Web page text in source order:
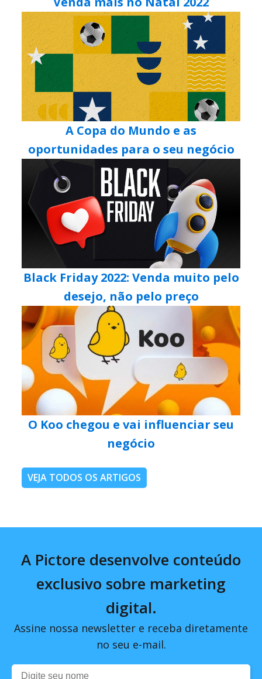
A Copa do Mundo e as
oportunidades para o seu negócio
Black Friday 2022: Venda muito pelo
desejo, não pelo preço
O Koo chegou e vai influenciar seu
negócio
VEJA TODOS OS ARTIGOS
A Pictore desenvolve conteúdo
exclusivo sobre marketing
digital.
Assine nossa newsletter e receba diretamente
no seu e-mail.